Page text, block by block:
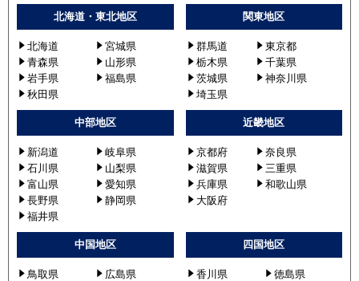
北海道・東北地区
北海道
宮城県
青森県
山形県
岩手県
福島県
秋田県
関東地区
群馬道
東京都
栃木県
千葉県
茨城県
神奈川県
埼玉県
中部地区
新潟道
岐阜県
石川県
山梨県
富山県
愛知県
長野県
静岡県
福井県
近畿地区
京都府
奈良県
滋賀県
三重県
兵庫県
和歌山県
大阪府
中国地区
鳥取県
広島県
四国地区
香川県
徳島県